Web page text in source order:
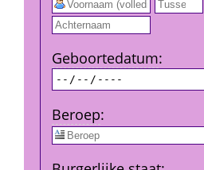
Geboorte­datum:
Beroep: